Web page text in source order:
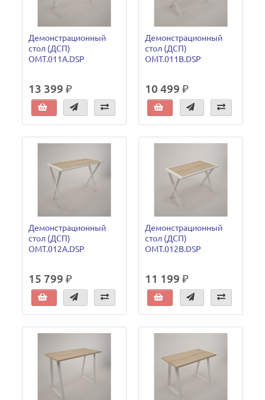
Демонстрационный
стол (ДСП)
OMT.011A.DSP
13 399 ₽
Демонстрационный
стол (ДСП)
OMT.011B.DSP
10 499 ₽
Демонстрационный
стол (ДСП)
OMT.012A.DSP
15 799 ₽
Демонстрационный
стол (ДСП)
OMT.012B.DSP
11 199 ₽